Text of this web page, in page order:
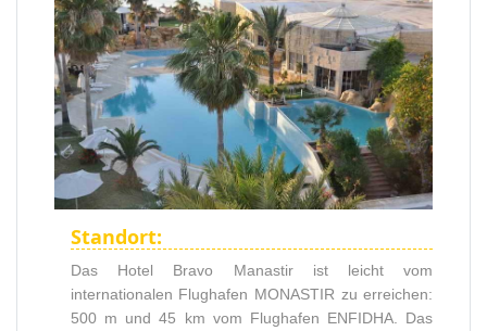
Standort:
Das Hotel Bravo Manastir ist leicht vom
internationalen Flughafen MONASTIR zu erreichen:
500 m und 45 km vom Flughafen ENFIDHA. Das